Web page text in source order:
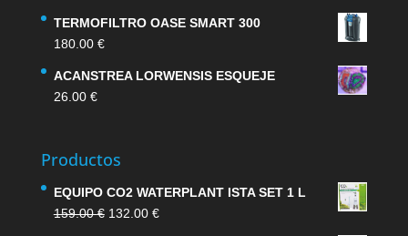
TERMOFILTRO OASE SMART 300
180.00 €
ACANSTREA LORWENSIS ESQUEJE
26.00 €
Productos
EQUIPO CO2 WATERPLANT ISTA SET 1 L
159.00€ El
132.00 €El